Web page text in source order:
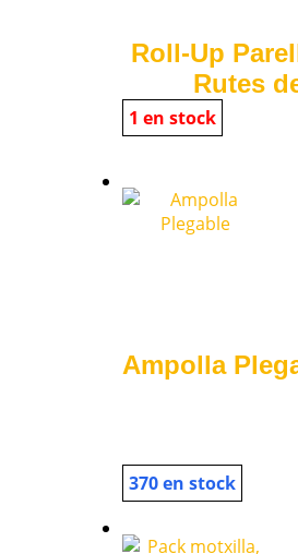
Roll-Up
Rutes
1 en stock
Ampolla
370 en stock